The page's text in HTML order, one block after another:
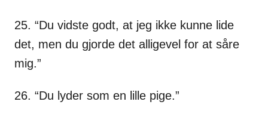
25. “Du vidste godt, at jeg ikke kunne lide
det, men du gjorde det alligevel for at såre
mig.”
26. “Du lyder som en lille pige.”